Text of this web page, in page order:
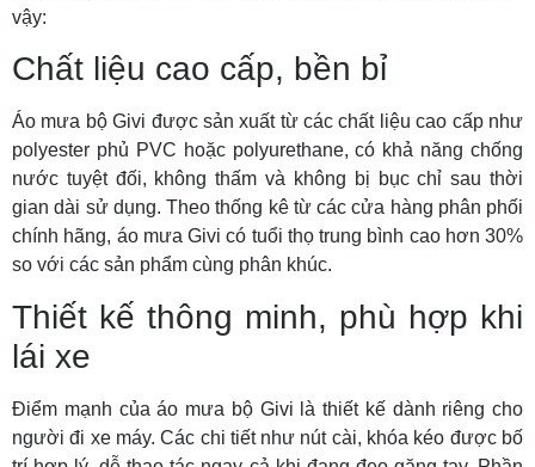
vậy:
Chất liệu cao cấp, bền bỉ
Áo mưa bộ Givi được sản xuất từ các chất liệu cao cấp như
polyester phủ PVC hoặc polyurethane, có khả năng chống
nước tuyệt đối, không thấm và không bị bục chỉ sau thời
gian dài sử dụng. Theo thống kê từ các cửa hàng phân phối
chính hãng, áo mưa Givi có tuổi thọ trung bình cao hơn 30%
so với các sản phẩm cùng phân khúc.
Thiết kế thông minh, phù hợp khi
lái xe
Điểm mạnh của áo mưa bộ Givi là thiết kế dành riêng cho
người đi xe máy. Các chi tiết như nút cài, khóa kéo được bố